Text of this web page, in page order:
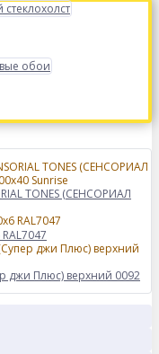
обои
TONES (СЕНСОРИАЛ
джи Плюс) верхний 0092